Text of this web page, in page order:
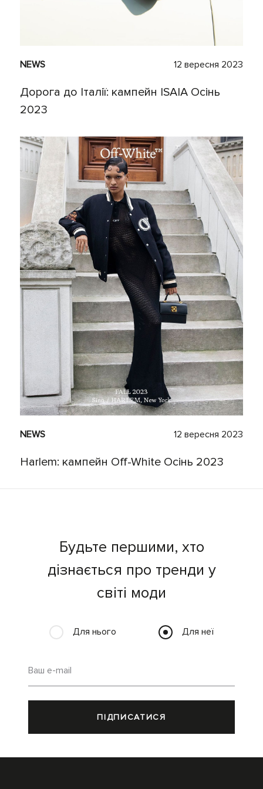
NEWS 12 вересня 2023
Дорога до Італії: кампейн ISAIA Осінь
2023
NEWS 12 вересня 2023
Harlem: кампейн Off-White Осінь 2023
Будьте першими, хто
дізнається про тренди у
світі моди
Для нього Для неї
Ваш e-mail
ПІДПИСАТИСЯ